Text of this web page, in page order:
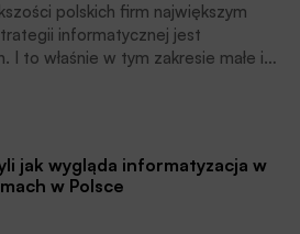
polskich firm największym
informatycznej jest
I to właśnie w tym zakresie małe i
jak wygląda informatyzacja w
w Polsce